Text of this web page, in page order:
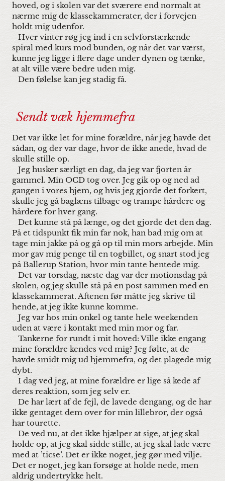
hoved, og i skolen var det sværere end normalt at
nærme mig de klassekammerater, der i forvejen
holdt mig udenfor.
Hver vinter røg jeg ind i en selvforstærkende
spiral med kurs mod bunden, og når det var værst,
kunne jeg ligge i flere dage under dynen og tænke,
at alt ville være bedre uden mig.
Den følelse kan jeg stadig få.
Sendt væk hjemmefra
Det var ikke let for mine forældre, når jeg havde det
sådan, og der var dage, hvor de ikke anede, hvad de
skulle stille op.
Jeg husker særligt en dag, da jeg var fjorten år
gammel. Min OCD tog over. Jeg gik op og ned ad
gangen i vores hjem, og hvis jeg gjorde det forkert,
skulle jeg gå baglæns tilbage og trampe hårdere og
hårdere for hver gang.
Det kunne stå på længe, og det gjorde det den dag.
På et tidspunkt fik min far nok, han bad mig om at
tage min jakke på og gå op til min mors arbejde. Min
mor gav mig penge til en togbillet, og snart stod jeg
på Ballerup Station, hvor min tante hentede mig.
Det var torsdag, næste dag var der motionsdag på
skolen, og jeg skulle stå på en post sammen med en
klassekammerat. Aftenen før måtte jeg skrive til
hende, at jeg ikke kunne komme.
Jeg var hos min onkel og tante hele weekenden
uden at være i kontakt med min mor og far.
Tankerne for rundt i mit hoved: Ville ikke engang
mine forældre kendes ved mig? Jeg følte, at de
havde smidt mig ud hjemmefra, og det plagede mig
dybt.
I dag ved jeg, at mine forældre er lige så kede af
deres reaktion, som jeg selv er.
De har lært af de fejl, de lavede dengang, og de har
ikke gentaget dem over for min lillebror, der også
har tourette.
De ved nu, at det ikke hjælper at sige, at jeg skal
holde op, at jeg skal sidde stille, at jeg skal lade være
med at ’ticse’. Det er ikke noget, jeg gør med vilje.
Det er noget, jeg kan forsøge at holde nede, men
aldrig undertrykke helt.